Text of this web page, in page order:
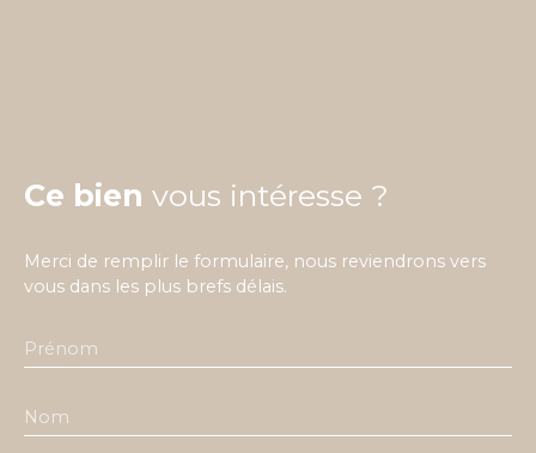
Ce bien vous intéresse ?
Merci de remplir le formulaire, nous reviendrons vers
vous dans les plus brefs délais.
Prénom
Nom